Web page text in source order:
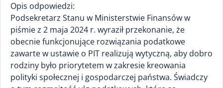
Opis odpowiedzi:
Podsekretarz Stanu w Ministerstwie Finansów w
piśmie z 2 maja 2024 r. wyraził przekonanie, że
obecnie funkcjonujące rozwiązania podatkowe
zawarte w ustawie o PIT realizują wytyczną, aby dobro
rodziny było priorytetem w zakresie kreowania
polityki społecznej i gospodarczej państwa. Świadczy